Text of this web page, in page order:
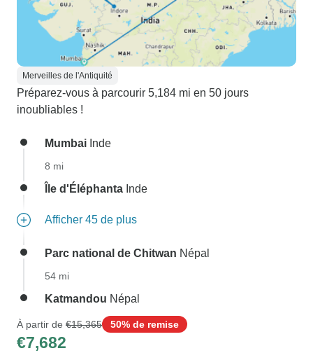
Merveilles de l'Antiquité
Préparez-vous à parcourir 5,184 mi en 50 jours
inoubliables !
Mumbai Inde
8 mi
Île d'Éléphanta Inde
Afficher 45 de plus
Parc national de Chitwan Népal
54 mi
Katmandou Népal
À partir de €15,365 50% de remise
€7,682